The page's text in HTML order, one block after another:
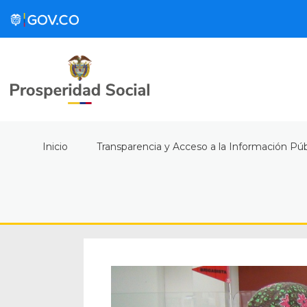
Inicio Transparencia y Acceso a la Información